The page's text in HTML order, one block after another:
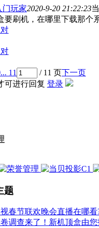
门玩家2020-9-20 21:22:23
要刷机，在哪里下载那个
... 11 / 11 页下一页
可进行回复 登录
题
视春节联欢晚会直播在哪
调查来了！新机顶盒由